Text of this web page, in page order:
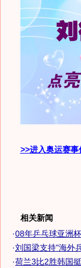
>>进入奥运赛
相关新闻
·08年乒乓球亚洲
·刘国梁支持"海外
·荷兰3比2胜韩国